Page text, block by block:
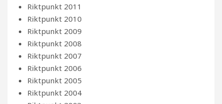
Riktpunkt 2011
Riktpunkt 2010
Riktpunkt 2009
Riktpunkt 2008
Riktpunkt 2007
Riktpunkt 2006
Riktpunkt 2005
Riktpunkt 2004